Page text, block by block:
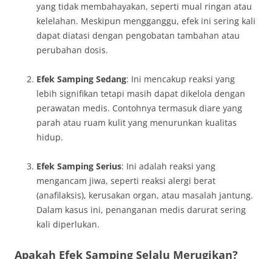
yang tidak membahayakan, seperti mual ringan atau
kelelahan. Meskipun mengganggu, efek ini sering kali
dapat diatasi dengan pengobatan tambahan atau
perubahan dosis.
Efek Samping Sedang: Ini mencakup reaksi yang
lebih signifikan tetapi masih dapat dikelola dengan
perawatan medis. Contohnya termasuk diare yang
parah atau ruam kulit yang menurunkan kualitas
hidup.
Efek Samping Serius: Ini adalah reaksi yang
mengancam jiwa, seperti reaksi alergi berat
(anafilaksis), kerusakan organ, atau masalah jantung.
Dalam kasus ini, penanganan medis darurat sering
kali diperlukan.
Apakah Efek Samping Selalu Merugikan?